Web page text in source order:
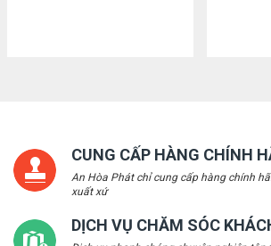
CUNG CẤP HÀNG CHÍNH
An Hòa Phát chỉ cung cấp hàng chính
xuất xứ
DỊCH VỤ CHĂM SÓC